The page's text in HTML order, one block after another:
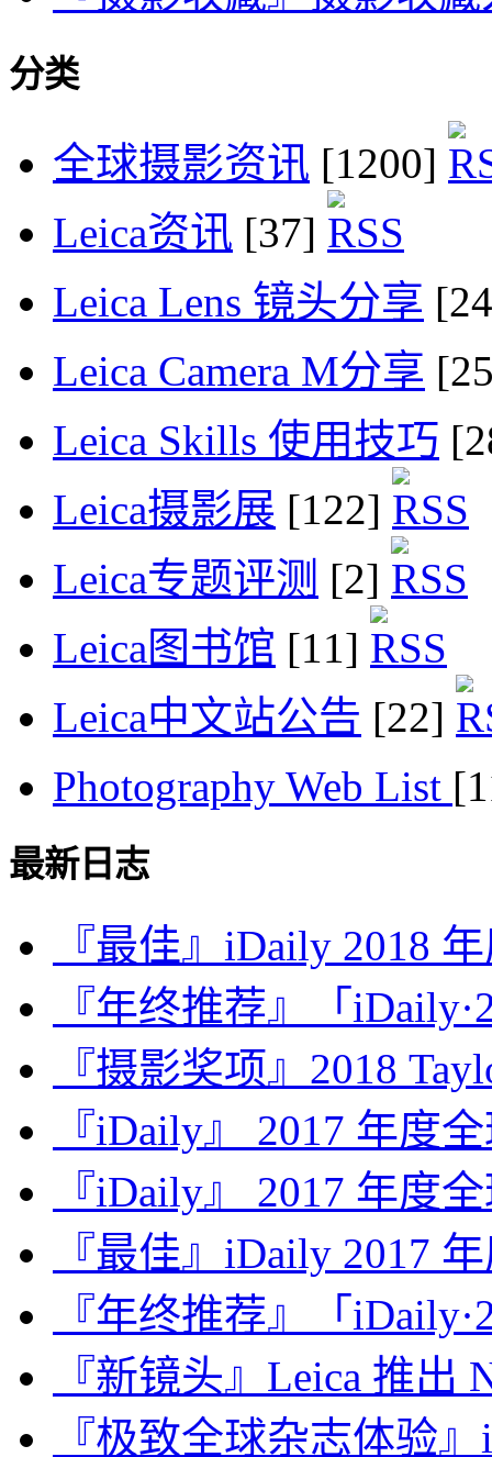
分类
全球摄影资讯 [1200]
Leica资讯 [37]
Leica Lens 镜头分享
Leica Camera M分享
Leica Skills 使用技巧
Leica摄影展 [122]
Leica专题评测 [2]
Leica图书馆 [11]
Leica中文站公告 [22]
Photography Web List
最新日志
『最佳』iDaily 2018
『年终推荐』「
『摄影奖项』2018
『iDaily』 2017 年度
『iDaily』 2017 年度
『最佳』iDaily 2017
『年终推荐』「
『新镜头』Leica 推出
『极致全球杂志体验